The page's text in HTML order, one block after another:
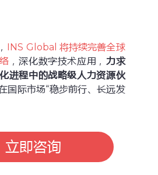
INS Global 将持续完善全球
，深化数字技术应用， 力求
进程中的战略级人力资源伙
国际市场“稳步前行、长远发
立即咨询